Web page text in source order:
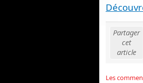
Partager
cet
article
Les